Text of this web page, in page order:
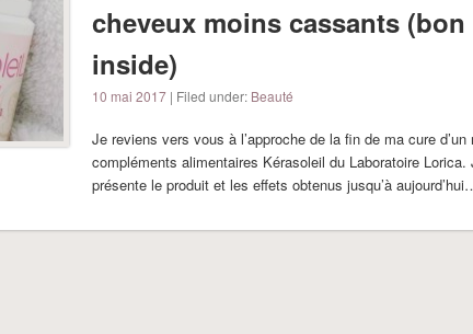
cheveux moins cassants (bon
inside)
10 mai 2017| Filed under: Beauté
Je reviens vers vous à l’approche de la fin de ma cure d’un
compléments alimentaires Kérasoleil du Laboratoire Lorica.
présente le produit et les effets obtenus jusqu’à